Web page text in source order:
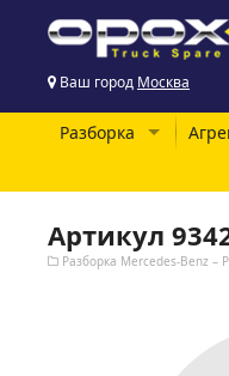
Ваш город Москва
Разборка
Артикул
Разборка Mercedes-Benz –